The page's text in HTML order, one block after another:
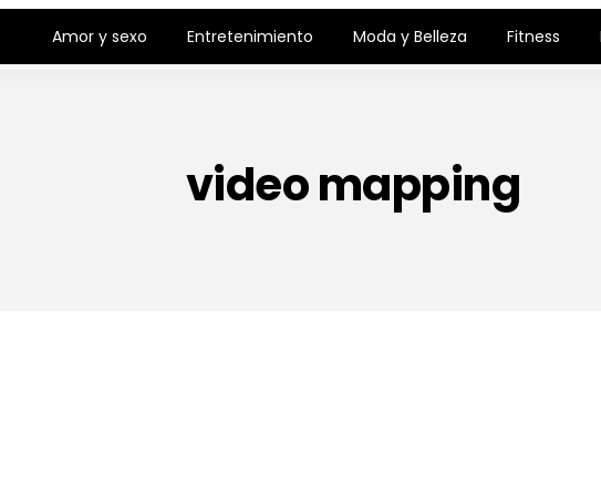
Amor y sexo Entretenimiento Moda y Belleza Fitness
video mapping